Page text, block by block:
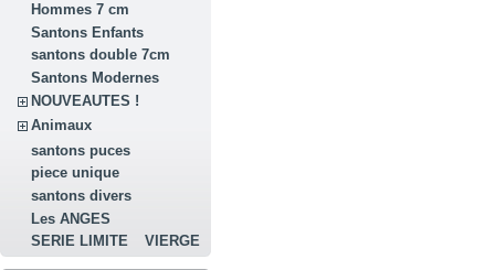
Hommes 7 cm
Santons Enfants
santons double 7cm
Santons Modernes
NOUVEAUTES !
Animaux
santons puces
piece unique
santons divers
Les ANGES
SERIE LIMITE
VIERGE